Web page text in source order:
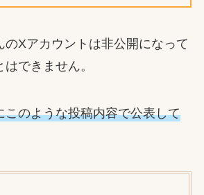
のXアカウントは非公開になって
できません。
このような投稿内容で公表して